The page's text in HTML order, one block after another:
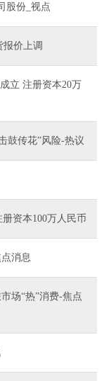
股份_视点
报价上调
立 注册资本20万
鼓传花”风险-热议
资本100万人民币
消息
场“热”消费-焦点